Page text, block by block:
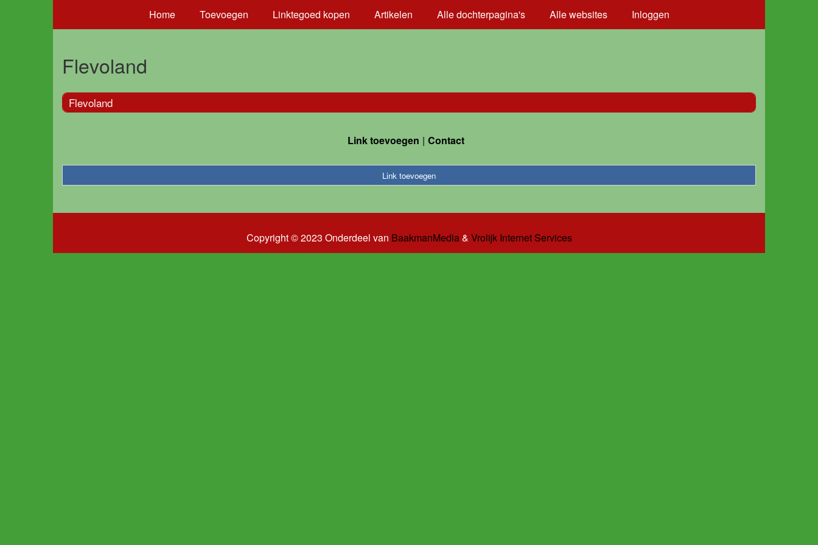
Home Toevoegen Linktegoed kopen Artikelen Alle dochterpagina's Alle websites Inloggen
Flevoland
Flevoland
Link toevoegen Contact
Link toevoegen
Copyright © 2023 Onderdeel van BaakmanMedia& Vrolijk Internet Services